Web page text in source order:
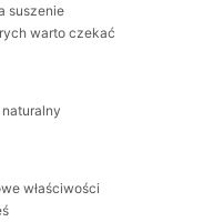
suszenie
warto czekać
naturalny
właściwości